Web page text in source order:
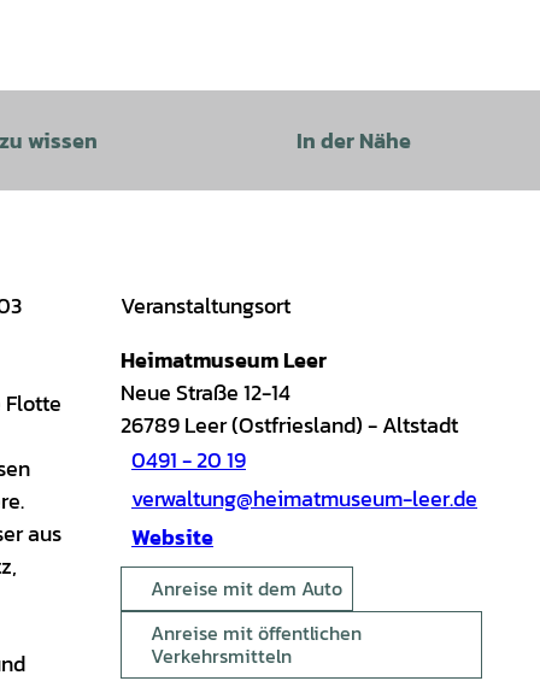
wissen In der Nähe
Flotte
aus
Veranstaltungsort
Heimatmuseum Leer
Neue Straße 12-14
26789Leer (Ostfriesland)- Altstadt
0491 - 20 19
verwaltung@heimatmuseum-leer.de
Website
Anreise mit dem Auto
Anreise mit öffentlichen
Verkehrsmitteln